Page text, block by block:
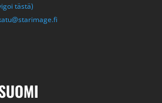
tästä)